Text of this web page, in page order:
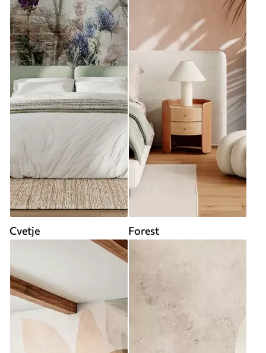
Cvetje Forest